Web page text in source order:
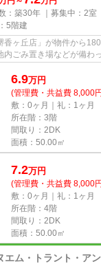
：築30年 ｜募集中： 2室
5階建
香ヶ丘店」が物件から
内ごみ置き場などが備わ
も...
6.9万円
(管理費・共益費 8,000
敷：0ヶ月｜礼：1ヶ月
所在階：3階
間取り：2DK
面積：50.00㎡
7.2万円
(管理費・共益費 8,000
敷：0ヶ月｜礼：1ヶ月
所在階：4階
間取り：2DK
面積：50.00㎡
エム・トラント・アン